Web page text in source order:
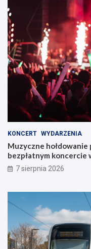
KONCERT WYDARZENIA
Muzyczne hołdowanie
bezpłatnym koncercie
7 sierpnia 2026